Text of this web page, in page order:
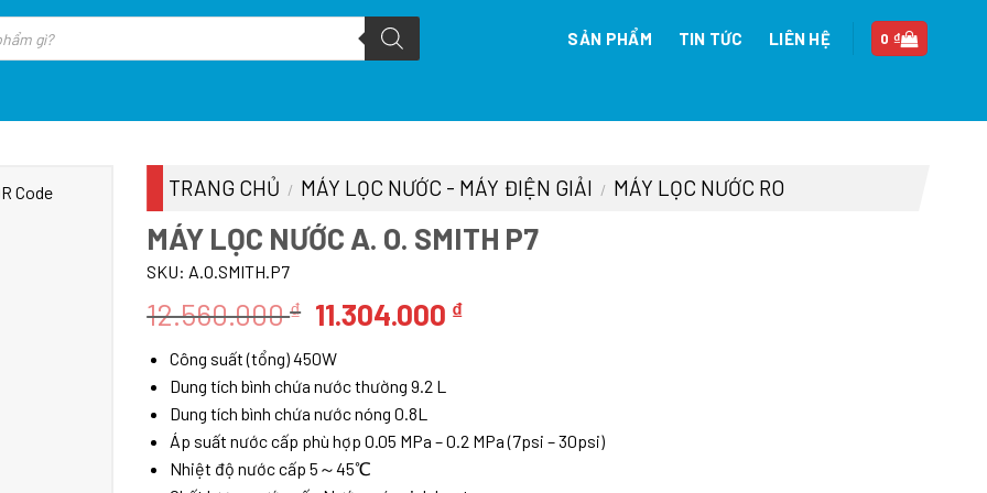
SẢN PHẨM TIN TỨC LIÊN HỆ 0₫
TRANG CHỦ / MÁY LỌC NƯỚC - MÁY ĐIỆN GIẢI / MÁY LỌC NƯỚC RO
MÁY LỌC NƯỚC A. O. SMITH P7
SKU: A.O.SMITH.P7
12.560.000₫ Giá
là:
12.560.000 ₫.
11.304.000 ₫Giá
11.304.000 ₫.
Công suất (tổng) 450W
Dung tích bình chứa nước thường 9.2 L
Dung tích bình chứa nước nóng 0.8L
Áp suất nước cấp phù hợp 0.05 MPa – 0.2 MPa (7psi – 30psi)
Nhiệt độ nước cấp 5～45℃